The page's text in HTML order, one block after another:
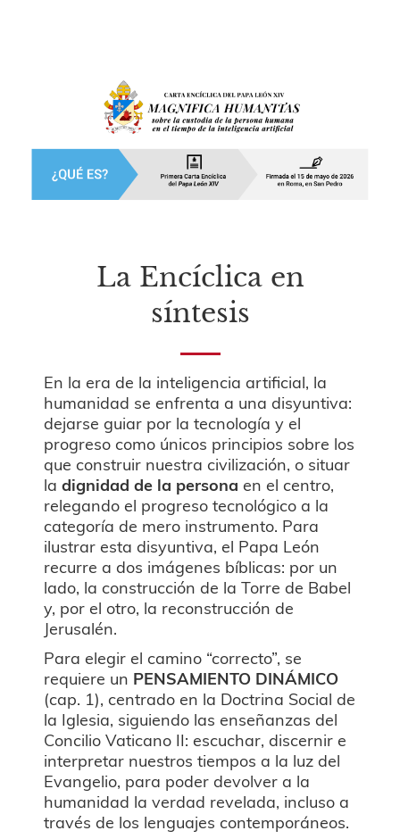
La Encíclica en
síntesis
En la era de la inteligencia artificial, la
humanidad se enfrenta a una disyuntiva:
dejarse guiar por la tecnología y el
progreso como únicos principios sobre los
que construir nuestra civilización, o situar
ladignidad de la persona en el centro,
relegando el progreso tecnológico a la
categoría de mero instrumento. Para
ilustrar esta disyuntiva, el Papa León
recurre a dos imágenes bíblicas: por un
lado, la construcción de la Torre de Babel
y, por el otro, la reconstrucción de
Jerusalén.
Para elegir el camino “correcto”, se
requiere un PENSAMIENTO DINÁMICO
(cap. 1), centrado en la Doctrina Social de
la Iglesia, siguiendo las enseñanzas del
Concilio Vaticano II: escuchar, discernir e
interpretar nuestros tiempos a la luz del
Evangelio, para poder devolver a la
humanidad la verdad revelada, incluso a
través de los lenguajes contemporáneos.